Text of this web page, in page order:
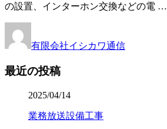
の設置、インターホン交換などの電 …
有限会社イシカワ通信
最近の投稿
2025/04/14
業務放送設備工事